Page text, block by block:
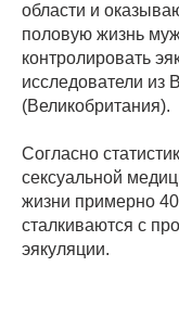
области и
половую жизнь
контролировать
исследователи из
(Великобритания).
Согласно
сексуальной
жизни примерно
сталкиваются с
эякуляции.